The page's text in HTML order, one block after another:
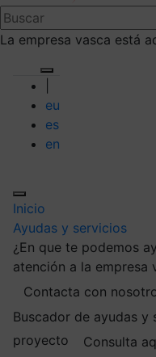
La empresa vasca está
eu
es
en
Inicio
Ayudas y servicios
¿En que te podemos
atención a la empresa
Contacta con
Buscador de ayudas y
proyecto
Consulta